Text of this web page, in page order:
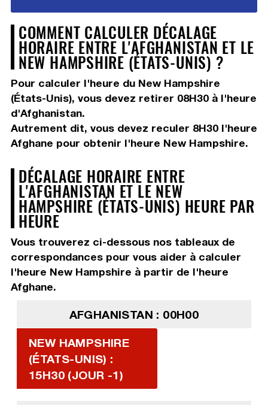
COMMENT CALCULER DÉCALAGE
HORAIRE ENTRE L'AFGHANISTAN ET LE
NEW HAMPSHIRE (ÉTATS-UNIS) ?
Pour calculer l'heure du New Hampshire
(États-Unis), vous devez retirer 08H30à l'heure
d'Afghanistan.
Autrement dit, vous devez reculer 8H30 l'heure
Afghane pour obtenir l'heure New Hampshire.
DÉCALAGE HORAIRE ENTRE
L'AFGHANISTAN ET LE NEW
HAMPSHIRE (ÉTATS-UNIS) HEURE PAR
HEURE
Vous trouverez ci-dessous nos tableaux de
correspondances pour vous aider à calculer
l'heure New Hampshire à partir de l'heure
Afghane.
AFGHANISTAN : 00H00
NEW HAMPSHIRE
(ÉTATS-UNIS) :
15H30 (JOUR -1)